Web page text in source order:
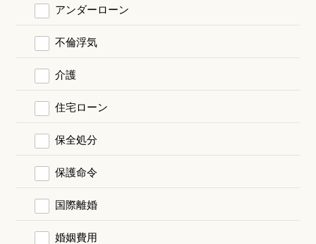
アンダーローン
不倫浮気
介護
住宅ローン
保全処分
保護命令
国際離婚
婚姻費用